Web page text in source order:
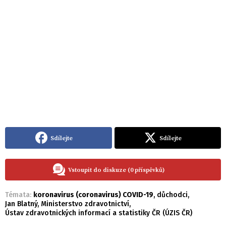
Sdílejte Sdílejte
Vstoupit do diskuze (0 příspěvků)
Témata: koronavirus (coronavirus) COVID-19, důchodci,
Jan Blatný, Ministerstvo zdravotnictví,
Ústav zdravotnických informací a statistiky ČR (ÚZIS ČR)